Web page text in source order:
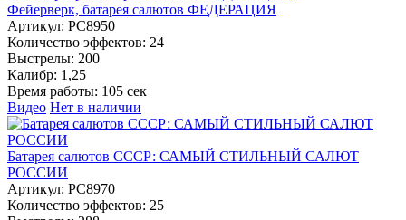
Фейерверк, батарея салютов ФЕДЕРАЦИЯ
Артикул: РС8950
Количество эффектов: 24
Выстрелы: 200
Калибр: 1,25
Время работы: 105 сек
Видео Нет в наличии
Батарея салютов СССР: САМЫЙ СТИЛЬНЫЙ САЛЮТ
РОССИИ
Артикул: РС8970
Количество эффектов: 25